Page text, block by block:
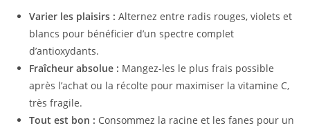
Varier les plaisirs : Alternez entre radis rouges, violets et
blancs pour bénéficier d’un spectre complet
d’antioxydants.
Fraîcheur absolue : Mangez-les le plus frais possible
après l’achat ou la récolte pour maximiser la vitamine C,
très fragile.
Tout est bon : Consommez la racine et les fanes pour un